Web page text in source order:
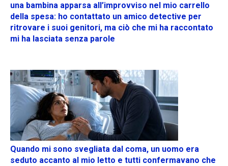
una bambina apparsa all’improvviso nel mio carrello
della spesa: ho contattato un amico detective per
ritrovare i suoi genitori, ma ciò che mi ha raccontato
mi ha lasciata senza parole
Quando mi sono svegliata dal coma, un uomo era
seduto accanto al mio letto e tutti confermavano che